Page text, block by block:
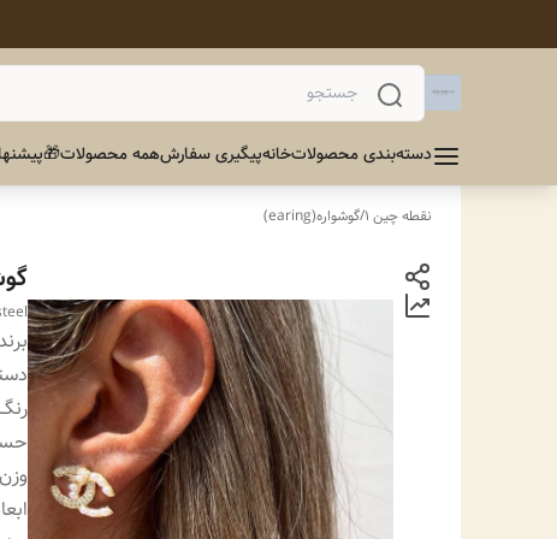
دسته‌بندی محصولاتخانهپیگیری سفارشهمه محصولات
نقطه چین 1 /گوشواره(earing)
وزن